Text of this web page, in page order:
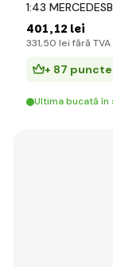
1:43
401,12 lei
331,50 lei fără TVA
+ 87 puncte
Ultima bucată în